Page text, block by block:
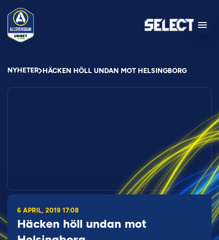
NYHETER HÄCKEN HÖLL UNDAN MOT HELSINGBORG
6 APRIL, 2019 17:08
Häcken höll undan mot